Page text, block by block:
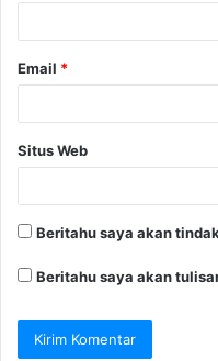
Email *
Situs Web
Beritahu saya akan
Beritahu saya akan